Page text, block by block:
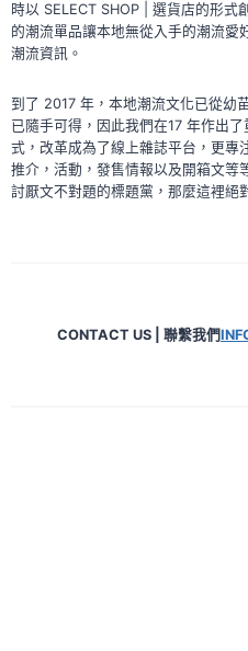
時以 SELECT SHOP | 選貨店的形式
的潮流單品讓本地無從入手的潮流愛
潮流資訊。
到了 2017 年，本地潮流文化已從幼
已隨手可得，因此我們在17 年作出
式，改革成為了線上雜誌平台，更專
推介，活動，發售情報以及開箱文等
討厭文不對題的標題黨，那麼這裡絕
CONTACT US | 聯繫我們